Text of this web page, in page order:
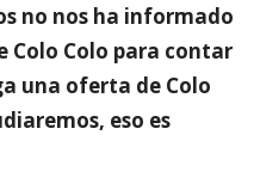
no nos ha informado
Colo para contar
una oferta de Colo
eso es